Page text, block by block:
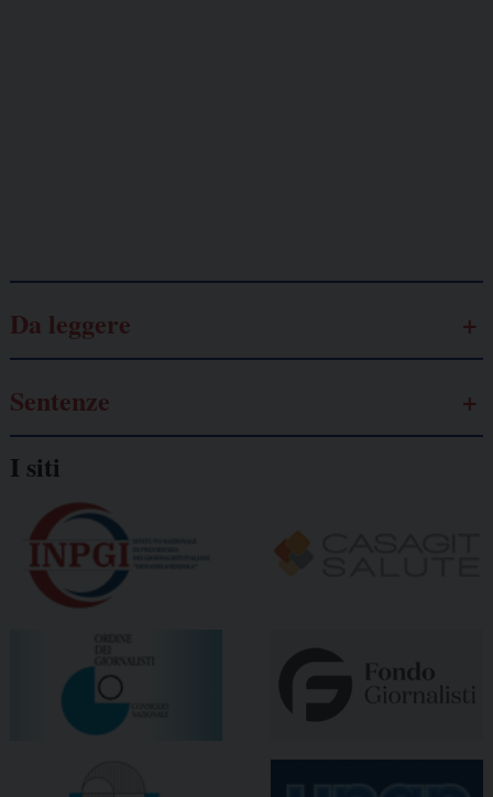
Da leggere
Sentenze
I siti